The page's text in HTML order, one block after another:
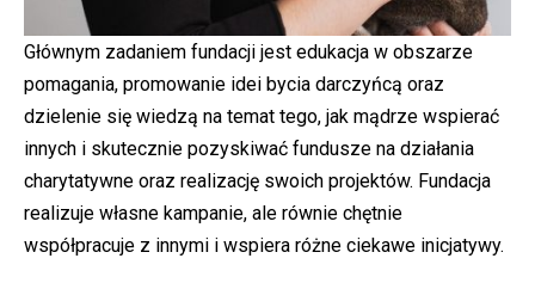
Głównym zadaniem fundacji jest edukacja w obszarze
pomagania, promowanie idei bycia darczyńcą oraz
dzielenie się wiedzą na temat tego, jak mądrze wspierać
innych i skutecznie pozyskiwać fundusze na działania
charytatywne oraz realizację swoich projektów. Fundacja
realizuje własne kampanie, ale równie chętnie
współpracuje z innymi i wspiera różne ciekawe inicjatywy.